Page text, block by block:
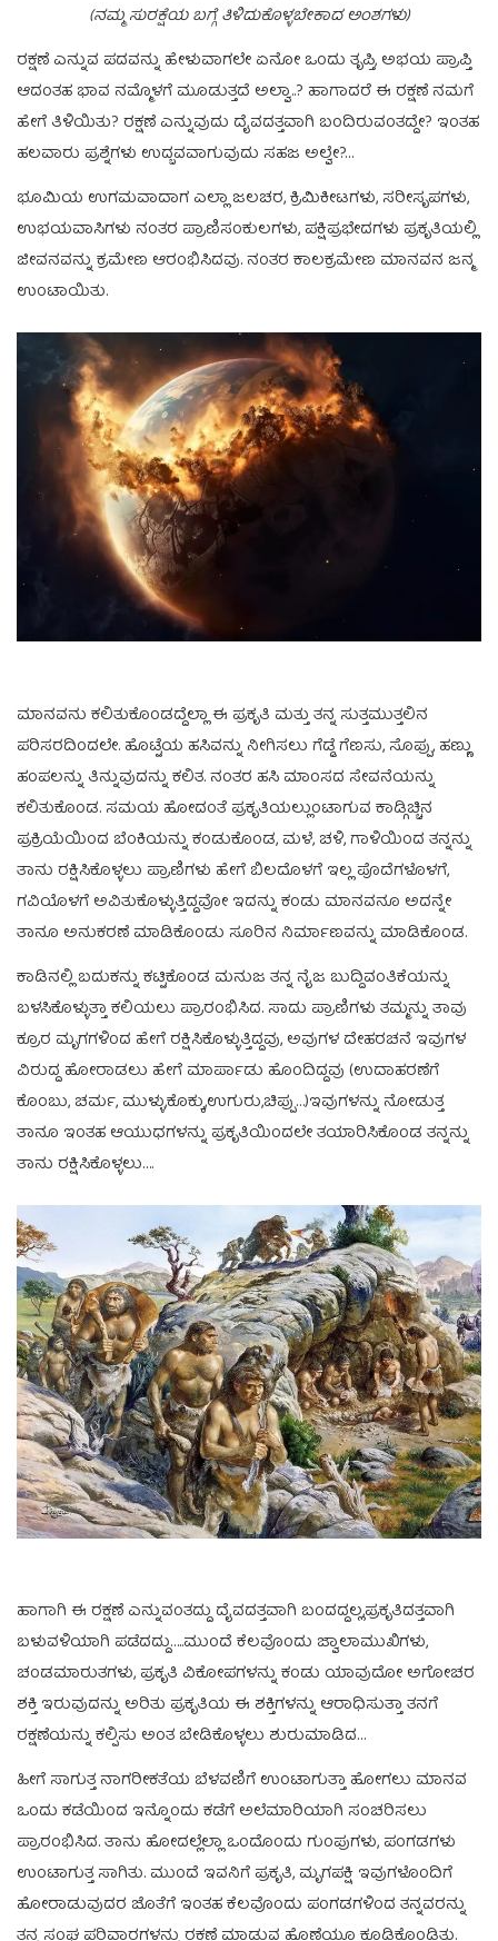
(ನಮ್ಮ ಸುರಕ್ಷೆಯ ಬಗ್ಗೆ ತಿಳಿದುಕೊಳ್ಳಬೇಕಾದ ಅಂಶಗಳು)
ರಕ್ಷಣೆ ಎನ್ನುವ ಪದವನ್ನು ಹೇಳುವಾಗಲೇ ಏನೋ ಒಂದು ತೃಪ್ತಿ, ಅಭಯ ಪ್ರಾಪ್ತಿ
ಆದಂತಹ ಭಾವ ನಮ್ಮೊಳಗೆ ಮೂಡುತ್ತದೆ ಅಲ್ವಾ..? ಹಾಗಾದರೆ ಈ ರಕ್ಷಣೆ ನಮಗೆ
ಹೇಗೆ ತಿಳಿಯಿತು? ರಕ್ಷಣೆ ಎನ್ನುವುದು ದೈವದತ್ತವಾಗಿ ಬಂದಿರುವಂತದ್ದೇ? ಇಂತಹ
ಹಲವಾರು ಪ್ರಶ್ನೆಗಳು ಉದ್ಬವವಾಗುವುದು ಸಹಜ ಅಲ್ವೇ?…
ಭೂಮಿಯ ಉಗಮವಾದಾಗ ಎಲ್ಲಾ ಜಲಚರ, ಕ್ರಿಮಿಕೀಟಗಳು, ಸರೀಸೃಪಗಳು,
ಉಭಯವಾಸಿಗಳು ನಂತರ ಪ್ರಾಣಿಸಂಕುಲಗಳು, ಪಕ್ಷಿಪ್ರಭೇದಗಳು ಪ್ರಕೃತಿಯಲ್ಲಿ
ಜೀವನವನ್ನು ಕ್ರಮೇಣ ಆರಂಭಿಸಿದವು. ನಂತರ ಕಾಲಕ್ರಮೇಣ ಮಾನವನ ಜನ್ಮ
ಉಂಟಾಯಿತು.
ಮಾನವನು ಕಲಿತುಕೊಂಡದ್ದೆಲ್ಲಾ ಈ ಪ್ರಕೃತಿ ಮತ್ತು ತನ್ನ ಸುತ್ತಮುತ್ತಲಿನ
ಪರಿಸರದಿಂದಲೇ. ಹೊಟ್ಟೆಯ ಹಸಿವನ್ನು ನೀಗಿಸಲು ಗೆಡ್ಡೆ ಗೆಣಸು, ಸೊಪ್ಪು, ಹಣ್ಣು
ಹಂಪಲನ್ನು ತಿನ್ನುವುದನ್ನು ಕಲಿತ. ನಂತರ ಹಸಿ ಮಾಂಸದ ಸೇವನೆಯನ್ನು
ಕಲಿತುಕೊಂಡ. ಸಮಯ ಹೋದಂತೆ ಪ್ರಕೃತಿಯಲ್ಲುಂಟಾಗುವ ಕಾಡ್ಗಿಚ್ಚಿನ
ಪ್ರಕ್ರಿಯೆಯಿಂದ ಬೆಂಕಿಯನ್ನು ಕಂಡುಕೊಂಡ, ಮಳೆ, ಚಳಿ, ಗಾಳಿಯಿಂದ ತನ್ನನ್ನು
ತಾನು ರಕ್ಷಿಸಿಕೊಳ್ಳಲು ಪ್ರಾಣಿಗಳು ಹೇಗೆ ಬಿಲದೊಳಗೆ ಇಲ್ಲ ಪೊದೆಗಳೊಳಗೆ,
ಗವಿಯೊಳಗೆ ಅವಿತುಕೊಳ್ಳುತ್ತಿದ್ದವೋ ಇದನ್ನು ಕಂಡು ಮಾನವನೂ ಅದನ್ನೇ
ತಾನೂ ಅನುಕರಣೆ ಮಾಡಿಕೊಂಡು ಸೂರಿನ ನಿರ್ಮಾಣವನ್ನು ಮಾಡಿಕೊಂಡ.
ಕಾಡಿನಲ್ಲಿ ಬದುಕನ್ನು ಕಟ್ಟಿಕೊಂಡ ಮನುಜ ತನ್ನ ನೈಜ ಬುದ್ದಿವಂತಿಕೆಯನ್ನು
ಬಳಸಿಕೊಳ್ಳುತ್ತಾ ಕಲಿಯಲು ಪ್ರಾರಂಭಿಸಿದ. ಸಾದು ಪ್ರಾಣಿಗಳು ತಮ್ಮನ್ನು ತಾವು
ಕ್ರೂರ ಮೃಗಗಳಿಂದ ಹೇಗೆ ರಕ್ಷಿಸಿಕೊಳ್ಳುತ್ತಿದ್ದವು, ಅವುಗಳ ದೇಹರಚನೆ ಇವುಗಳ
ವಿರುದ್ದ ಹೋರಾಡಲು ಹೇಗೆ ಮಾರ್ಪಾಡು ಹೊಂದಿದ್ದವು (ಉದಾಹರಣೆಗೆ
ಕೊಂಬು, ಚರ್ಮ, ಮುಳ್ಳು,ಕೊಕ್ಕು,ಉಗುರು,ಚಿಪ್ಪು…)ಇವುಗಳನ್ನು ನೋಡುತ್ತ
ತಾನೂ ಇಂತಹ ಆಯುಧಗಳನ್ನು ಪ್ರಕೃತಿಯಿಂದಲೇ ತಯಾರಿಸಿಕೊಂಡ ತನ್ನನ್ನು
ತಾನು ರಕ್ಷಿಸಿಕೊಳ್ಳಲು….
ಹಾಗಾಗಿ ಈ ರಕ್ಷಣೆ ಎನ್ನುವಂತದ್ದು ದೈವದತ್ತವಾಗಿ ಬಂದದ್ದಲ್ಲ,ಪ್ರಕೃತಿದತ್ತವಾಗಿ
ಬಳುವಳಿಯಾಗಿ ಪಡೆದದ್ದು…..ಮುಂದೆ ಕೆಲವೊಂದು ಜ್ವಾಲಾಮುಖಿಗಳು,
ಚಂಡಮಾರುತಗಳು, ಪ್ರಕೃತಿ ವಿಕೋಪಗಳನ್ನು ಕಂಡು ಯಾವುದೋ ಅಗೋಚರ
ಶಕ್ತಿ ಇರುವುದನ್ನು ಅರಿತು ಪ್ರಕೃತಿಯ ಈ ಶಕ್ತಿಗಳನ್ನು ಆರಾಧಿಸುತ್ತಾ ತನಗೆ
ರಕ್ಷಣೆಯನ್ನು ಕಲ್ಪಿಸು ಅಂತ ಬೇಡಿಕೊಳ್ಳಲು ಶುರುಮಾಡಿದ…
ಹೀಗೆ ಸಾಗುತ್ತ ನಾಗರೀಕತೆಯ ಬೆಳವಣಿಗೆ ಉಂಟಾಗುತ್ತಾ ಹೋಗಲು ಮಾನವ
ಒಂದು ಕಡೆಯಿಂದ ಇನ್ನೊಂದು ಕಡೆಗೆ ಅಲೆಮಾರಿಯಾಗಿ ಸಂಚರಿಸಲು
ಪ್ರಾರಂಭಿಸಿದ. ತಾನು ಹೋದಲ್ಲೆಲ್ಲಾ ಒಂದೊಂದು ಗುಂಪುಗಳು, ಪಂಗಡಗಳು
ಉಂಟಾಗುತ್ತ ಸಾಗಿತು. ಮುಂದೆ ಇವನಿಗೆ ಪ್ರಕೃತಿ, ಮೃಗಪಕ್ಷಿ ಇವುಗಳೊಂದಿಗೆ
ಹೋರಾಡುವುದರ ಜೊತೆಗೆ ಇಂತಹ ಕೆಲವೊಂದು ಪಂಗಡಗಳಿಂದ ತನ್ನವರನ್ನು